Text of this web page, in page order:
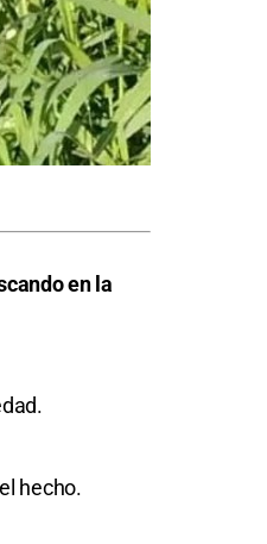
en la
hecho.